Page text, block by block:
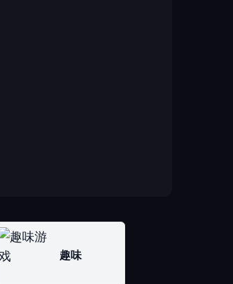
趣味